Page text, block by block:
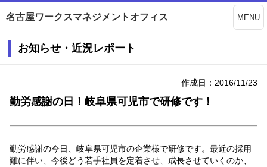
名古屋ワークスマネジメントオフィス MENU
お知らせ・近況レポート
作成日：2016/11/23
勤労感謝の日！岐阜県可児市で研修です！
勤労感謝の今日、岐阜県可児市の企業様で研修です。最近の採用
難に伴い、今後どう若手社員を定着させ、成長させていくのか、